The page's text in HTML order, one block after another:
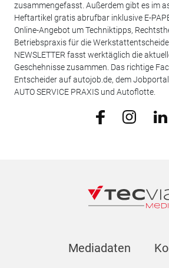
zusammengefasst. Außerdem gibt es im
Heftartikel gratis abrufbar inklusive E-
Online-Angebot um Techniktipps,
Betriebspraxis für die
NEWSLETTER fasst werktäglich die
Geschehnisse zusammen. Das richtige
Entscheider auf autojob.de, dem Jobportal
AUTO SERVICE PRAXIS und Autoflotte.
Mediadaten